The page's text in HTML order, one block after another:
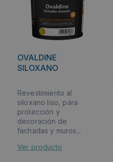
OVALDINE
SILOXANO
Revestimiento al
siloxano liso, para
protección y
decoración de
fachadas y muros...
Ver producto